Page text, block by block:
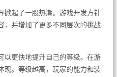
掀起了一股热潮。游戏开发方针
，并增加了更多不同层次的挑战
以更快地提升自己的等级。在游
现。等级越高，玩家的能力和装